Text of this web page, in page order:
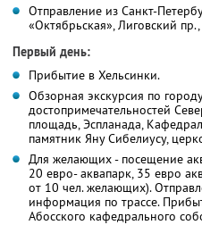
Отправление из Санкт-
«Октябрьская», Лиговский
Первый день:
Прибытие в Хельсинки.
Обзорная экскурсия по
достопримечательностей
площадь, Эспланада,
памятник Яну Сибелиусу,
Для желающих - посещение
20 евро- аквапарк, 35 евро
от 10 чел. желающих).
информация по трассе.
Абосского кафедрального